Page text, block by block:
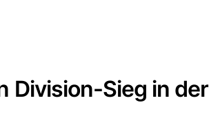
Division-Sieg in der